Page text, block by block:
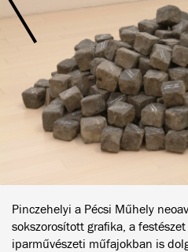
Pinczehelyi a Pécsi Műhely
sokszorosított grafika, a
iparművészeti műfajokban is